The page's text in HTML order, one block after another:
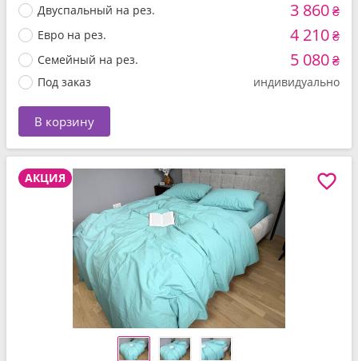
Двуспальный на рез. 3 860₴
Евро на рез. 4 210₴
Семейный на рез. 5 080₴
Под заказ индивидуально
В корзину
АКЦИЯ